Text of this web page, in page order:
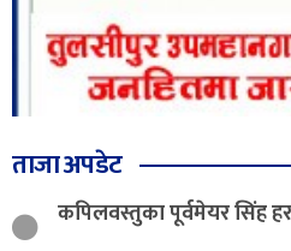
ताजा अपडेट
कपिलवस्तुका पूर्वमेयर सिंह